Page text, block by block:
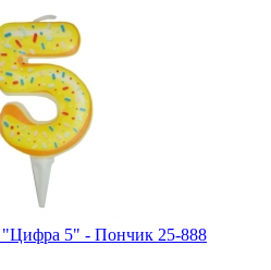
"Цифра 5" - Пончик 25-888